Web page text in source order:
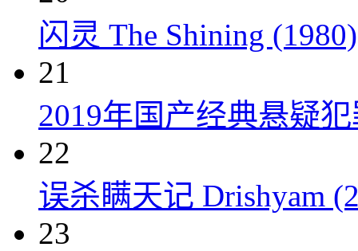
闪灵 The Shining (1980)
21
2019年国产经典悬疑
22
误杀瞒天记 Drishyam
23